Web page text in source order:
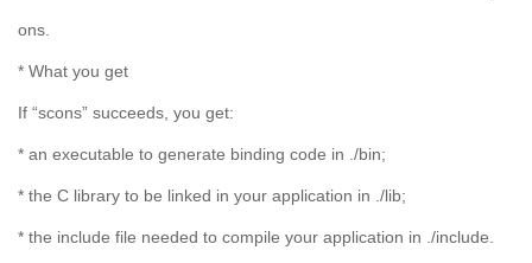
ons.
* What you get
If “scons” succeeds, you get:
* an executable to generate binding code in ./bin;
* the C library to be linked in your application in ./lib;
* the include file needed to compile your application in ./include.